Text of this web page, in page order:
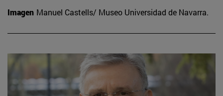
Imagen Manuel Castells/ Museo Universidad de Navarra.